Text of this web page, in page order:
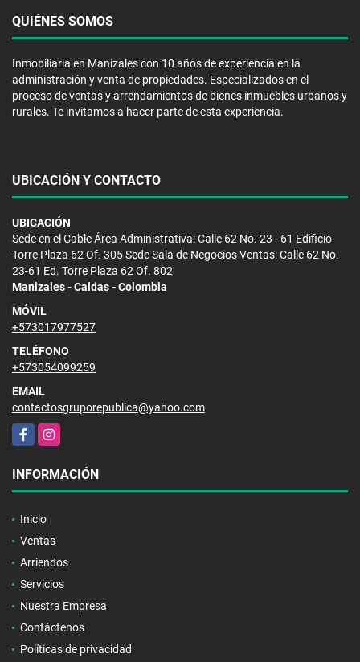
QUIÉNES SOMOS
Inmobiliaria en Manizales con 10 años de experiencia en la
administración y venta de propiedades. Especializados en el
proceso de ventas y arrendamientos de bienes inmuebles urbanos y
rurales. Te invitamos a hacer parte de esta experiencia.
UBICACIÓN Y CONTACTO
UBICACIÓN
Sede en el Cable Área Administrativa: Calle 62 No. 23 - 61 Edificio
Torre Plaza 62 Of. 305 Sede Sala de Negocios Ventas: Calle 62 No.
23-61 Ed. Torre Plaza 62 Of. 802
Manizales - Caldas - Colombia
MÓVIL
+573017977527
TELÉFONO
+573054099259
EMAIL
contactosgruporepublica@yahoo.com
FacebookInstagram
INFORMACIÓN
Inicio
Ventas
Arriendos
Servicios
Nuestra Empresa
Contáctenos
Políticas de privacidad